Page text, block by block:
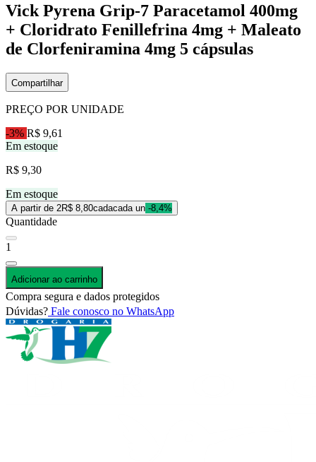
Vick Pyrena Grip-7 Paracetamol 400mg
+ Cloridrato Fenillefrina 4mg + Maleato
de Clorfeniramina 4mg 5 cápsulas
Compartilhar
PREÇO POR UNIDADE
-3% R$ 9,61
Em estoque
R$ 9,30
Em estoque
A partir de 2R$ 8,80cadacada un -8,4%
Quantidade
1
Adicionar ao carrinho
Compra segura e dados protegidos
Dúvidas? Fale conosco no WhatsApp